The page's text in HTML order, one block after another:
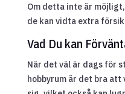
Om detta inte är
de kan vidta extra
Vad Du kan
När det väl är dags för
hobbyrum är det bra att